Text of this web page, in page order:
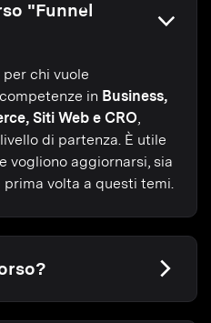
"Funnel
chi vuole
in Business,
Siti Web e CRO
di partenza. È utile
vogliono aggiornarsi, sia
volta a questi temi.